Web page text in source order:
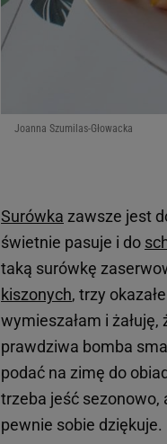
Joanna Szumilas-Głowacka
Surówka zawsze jest
świetnie pasuje i do
taką surówkę
kiszonych, trzy
wymieszałam i
prawdziwa bomba
podać na zimę do
trzeba jeść sezonowo,
pewnie sobie dziękuje.